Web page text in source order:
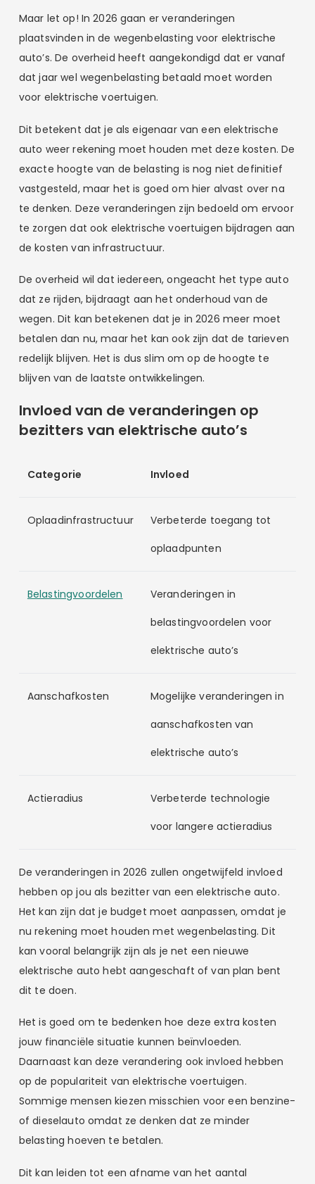
Maar let op! In 2026 gaan er veranderingen
plaatsvinden in de wegenbelasting voor elektrische
auto’s. De overheid heeft aangekondigd dat er vanaf
dat jaar wel wegenbelasting betaald moet worden
voor elektrische voertuigen.
Dit betekent dat je als eigenaar van een elektrische
auto weer rekening moet houden met deze kosten. De
exacte hoogte van de belasting is nog niet definitief
vastgesteld, maar het is goed om hier alvast over na
te denken. Deze veranderingen zijn bedoeld om ervoor
te zorgen dat ook elektrische voertuigen bijdragen aan
de kosten van infrastructuur.
De overheid wil dat iedereen, ongeacht het type auto
dat ze rijden, bijdraagt aan het onderhoud van de
wegen. Dit kan betekenen dat je in 2026 meer moet
betalen dan nu, maar het kan ook zijn dat de tarieven
redelijk blijven. Het is dus slim om op de hoogte te
blijven van de laatste ontwikkelingen.
Invloed van de veranderingen op
bezitters van elektrische auto’s
Categorie Invloed
Oplaadinfrastructuur
Verbeterde toegang tot
oplaadpunten
Belastingvoordelen
Veranderingen in
belastingvoordelen voor
elektrische auto’s
Aanschafkosten
Mogelijke veranderingen in
aanschafkosten van
elektrische auto’s
Actieradius
Verbeterde technologie
voor langere actieradius
De veranderingen in 2026 zullen ongetwijfeld invloed
hebben op jou als bezitter van een elektrische auto.
Het kan zijn dat je budget moet aanpassen, omdat je
nu rekening moet houden met wegenbelasting. Dit
kan vooral belangrijk zijn als je net een nieuwe
elektrische auto hebt aangeschaft of van plan bent
dit te doen.
Het is goed om te bedenken hoe deze extra kosten
jouw financiële situatie kunnen beïnvloeden.
Daarnaast kan deze verandering ook invloed hebben
op de populariteit van elektrische voertuigen.
Sommige mensen kiezen misschien voor een benzine-
of dieselauto omdat ze denken dat ze minder
belasting hoeven te betalen.
Dit kan leiden tot een afname van het aantal